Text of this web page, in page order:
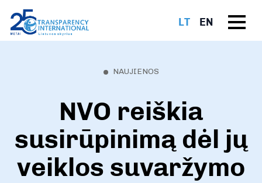
LT EN
NAUJIENOS
NVO reiškia
susirūpinimą dėl jų
veiklos suvaržymo